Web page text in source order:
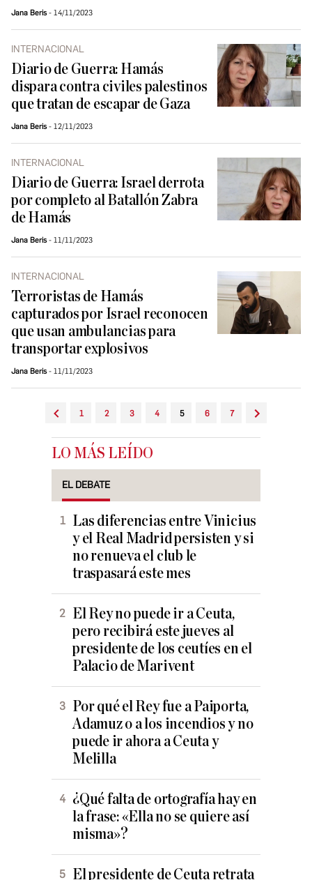
Jana Beris 14/11/2023
INTERNACIONAL
Diario de Guerra: Hamás
dispara contra civiles palestinos
que tratan de escapar de Gaza
Jana Beris 12/11/2023
INTERNACIONAL
Diario de Guerra: Israel derrota
por completo al Batallón Zabra
de Hamás
Jana Beris 11/11/2023
INTERNACIONAL
Terroristas de Hamás
capturados por Israel reconocen
que usan ambulancias para
transportar explosivos
Jana Beris 11/11/2023
1 2 3 4 5 6 7
LO MÁS LEÍDO
EL DEBATE
Las diferencias entre Vinicius
y el Real Madrid persisten y si
no renueva el club le
traspasará este mes
El Rey no puede ir a Ceuta,
pero recibirá este jueves al
presidente de los ceutíes en el
Palacio de Marivent
Por qué el Rey fue a Paiporta,
Adamuz o a los incendios y no
puede ir ahora a Ceuta y
Melilla
¿Qué falta de ortografía hay en
la frase: «Ella no se quiere así
misma»?
El presidente de Ceuta retrata